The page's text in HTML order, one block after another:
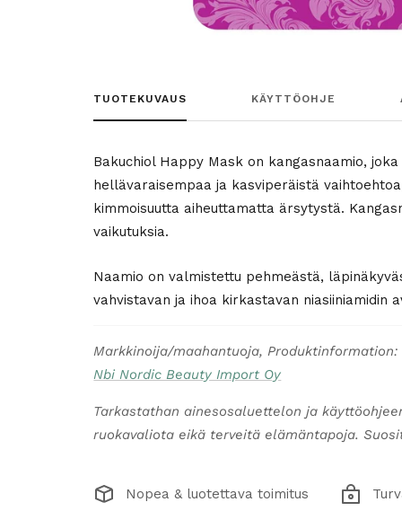
TUOTEKUVAUS KÄYTTÖOHJE
Bakuchiol Happy Mask on kangasnaamio,
hellävaraisempaa ja kasviperäistä
kimmoisuutta aiheuttamatta ärsytystä.
vaikutuksia.
Naamio on valmistettu pehmeästä,
vahvistavan ja ihoa kirkastavan
Markkinoija/maahantuoja, Produktinformation:
Nbi Nordic Beauty Import Oy
Tarkastathan ainesosaluettelon ja
ruokavaliota eikä terveitä elämäntapoja.
Nopea & luotettava toimitus